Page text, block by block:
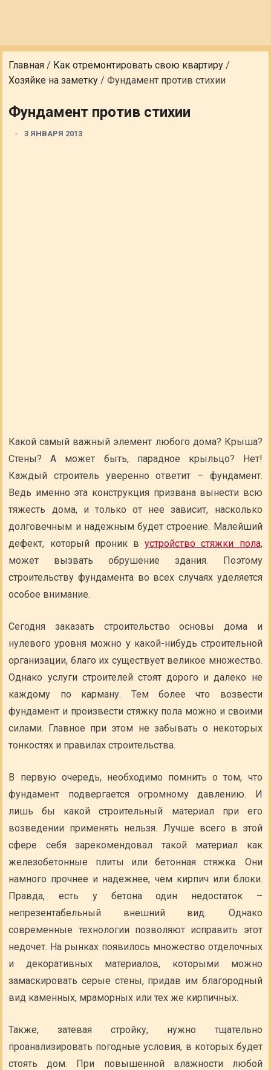
Главная / Как отремонтировать свою квартиру /
Хозяйке на заметку /Фундамент против стихии
Фундамент против стихии
3 ЯНВАРЯ 2013
Какой самый важный элемент любого дома? Крыша?
Стены? А может быть, парадное крыльцо? Нет!
Каждый строитель уверенно ответит – фундамент.
Ведь именно эта конструкция призвана вынести всю
тяжесть дома, и только от нее зависит, насколько
долговечным и надежным будет строение. Малейший
дефект, который проник вустройство стяжки пола,
может вызвать обрушение здания. Поэтому
строительству фундамента во всех случаях уделяется
особое внимание.
Сегодня заказать строительство основы дома и
нулевого уровня можно у какой-нибудь строительной
организации, благо их существует великое множество.
Однако услуги строителей стоят дорого и далеко не
каждому по карману. Тем более что возвести
фундамент и произвести стяжку пола можно и своими
силами. Главное при этом не забывать о некоторых
тонкостях и правилах строительства.
В первую очередь, необходимо помнить о том, что
фундамент подвергается огромному давлению. И
лишь бы какой строительный материал при его
возведении применять нельзя. Лучше всего в этой
сфере себя зарекомендовал такой материал как
железобетонные плиты или бетонная стяжка. Они
намного прочнее и надежнее, чем кирпич или блоки.
Правда, есть у бетона один недостаток –
непрезентабельный внешний вид. Однако
современные технологии позволяют исправить этот
недочет. На рынках появилось множество отделочных
и декоративных материалов, которыми можно
замаскировать серые стены, придав им благородный
вид каменных, мраморных или тех же кирпичных.
Также, затевая стройку, нужно тщательно
проанализировать погодные условия, в которых будет
стоять дом. При повышенной влажности любой